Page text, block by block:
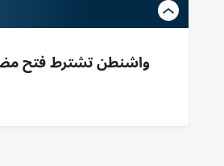
واشنطن تشترط فتح